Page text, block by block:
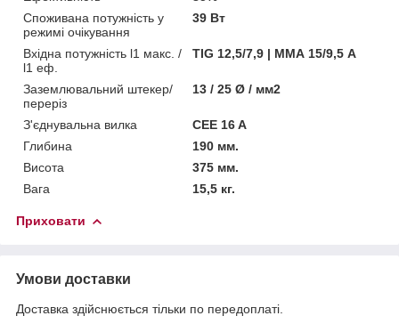
Споживана потужність у
режимі очікування
39 Вт
Вхідна потужність l1 макс. /
l1 еф.
TIG 12,5/7,9 | ММА 15/9,5 А
Заземлювальний штекер/
переріз
13 / 25 Ø / мм2
З'єднувальна вилка
CEE 16 A
Глибина
190 мм.
Висота
375 мм.
Вага
15,5 кг.
Приховати
Умови доставки
Доставка здійснюється тільки по передоплаті.